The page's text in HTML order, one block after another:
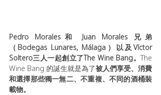
Pedro Morales和 Juan Morales 兄弟
（Bodegas Lunares, Málaga）以及Víctor
Soltero三人一起創立了The Wine Bang。 The
Wine Bang 的誕生就是為了被人們享受、消費
和選擇那些獨一無二、不重複、不同的酒桶裝
載物。